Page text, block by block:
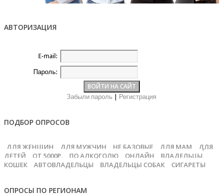
АВТОРИЗАЦИЯ
E-mail:
Пароль:
Забыли пароль Регистрация
ПОДБОР ОПРОСОВ
ДЛЯ ЖЕНЩИН ДЛЯ МУЖЧИН НЕ БАЗОВЫЕ ДЛЯ МАМ
ДЛЯ
ДЕТЕЙ
ОТ 5000Р. ПО АЛКОГОЛЮ ОНЛАЙН
ВЛАДЕЛЬЦЫ
КОШЕК
АВТОВЛАДЕЛЬЦЫ ВЛАДЕЛЬЦЫ СОБАК СИГАРЕТЫ
ОПРОСЫ ПО РЕГИОНАМ